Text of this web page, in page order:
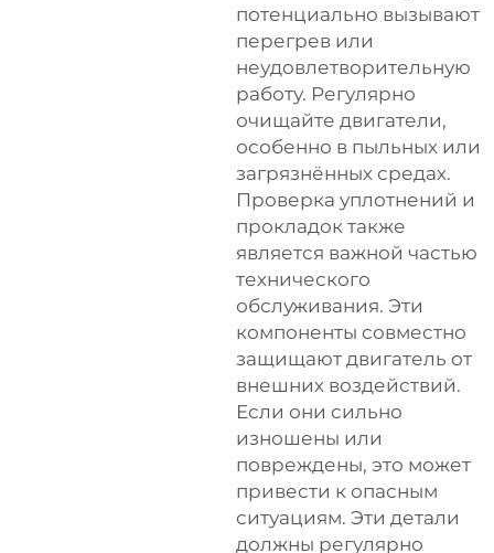
потенциально вызывают
перегрев или
неудовлетворительную
работу. Регулярно
очищайте двигатели,
особенно в пыльных или
загрязнённых средах.
Проверка уплотнений и
прокладок также
является важной частью
технического
обслуживания. Эти
компоненты совместно
защищают двигатель от
внешних воздействий.
Если они сильно
изношены или
повреждены, это может
привести к опасным
ситуациям. Эти детали
должны регулярно